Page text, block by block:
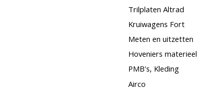
Trilplaten Altrad
Kruiwagens Fort
Meten en uitzetten
Hoveniers materieel
PMB's, Kleding
Airco